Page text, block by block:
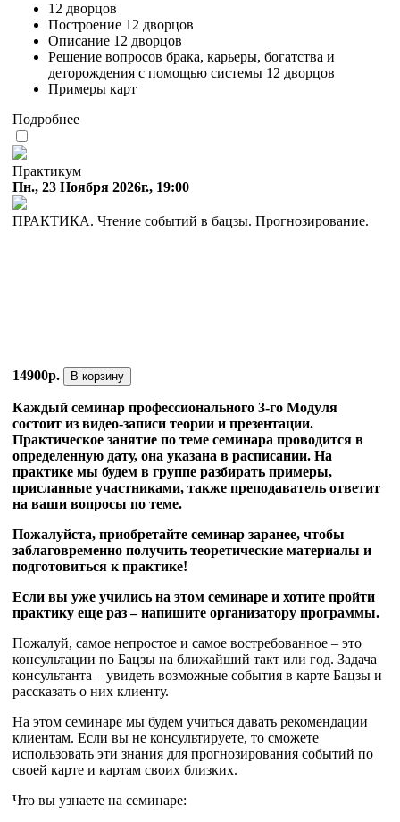
12 дворцов
Построение 12 дворцов
Описание 12 дворцов
Решение вопросов брака, карьеры, богатства и
деторождения с помощью системы 12 дворцов
Примеры карт
Подробнее
Практикум
Пн., 23 Ноября 2026г., 19:00
ПРАКТИКА. Чтение событий в бацзы. Прогнозирование.
14900р. В корзину
Каждый семинар профессионального 3-го Модуля
состоит из видео-записи теории и презентации.
Практическое занятие по теме семинара проводится в
определенную дату, она указана в расписании. На
практике мы будем в группе разбирать примеры,
присланные участниками, также преподаватель ответит
на ваши вопросы по теме.
Пожалуйста, приобретайте семинар заранее, чтобы
заблаговременно получить теоретические материалы и
подготовиться к практике!
Если вы уже учились на этом семинаре и хотите пройти
практику еще раз – напишите организатору программы.
Пожалуй, самое непростое и самое востребованное – это
консультации по Бацзы на ближайший такт или год. Задача
консультанта – увидеть возможные события в карте Бацзы и
рассказать о них клиенту.
На этом семинаре мы будем учиться давать рекомендации
клиентам. Если вы не консультируете, то сможете
использовать эти знания для прогнозирования событий по
своей карте и картам своих близких.
Что вы узнаете на семинаре: